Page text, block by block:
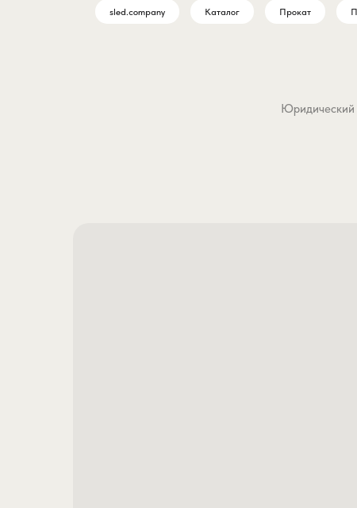
sled.company Каталог Прокат
Юридический